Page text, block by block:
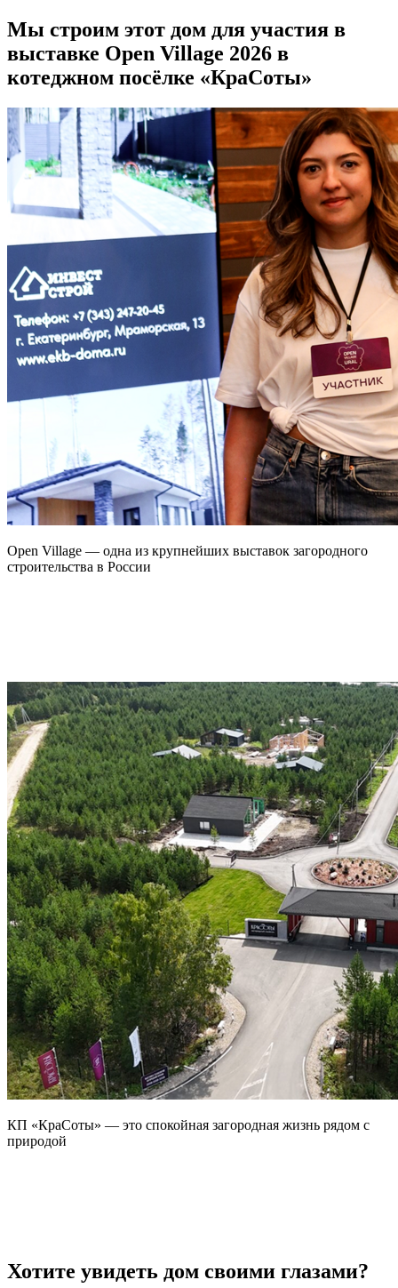
Мы строим этот дом для участия в
выставке Open Village 2026 в
котеджном посёлке «КраСоты»
Open Village — одна из крупнейших выставок загородного
строительства в России
КП «КраСоты» — это спокойная загородная жизнь рядом с
природой
Хотите увидеть дом своими глазами?